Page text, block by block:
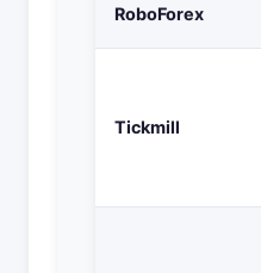
RoboForex
Tickmill